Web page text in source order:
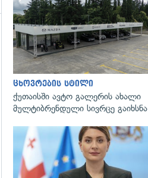
ცხოვრების სტილი
ქუთაისში ავტო გალერის ახალი
მულტიბრენდული სივრცე გაიხსნა